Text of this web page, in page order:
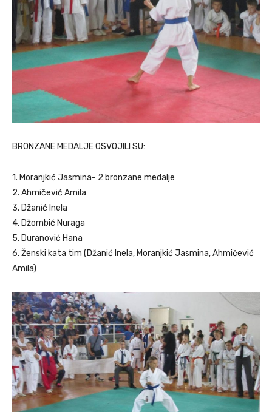
BRONZANE MEDALJE OSVOJILI SU:
1. Moranjkić Jasmina- 2 bronzane medalje
2. Ahmičević Amila
3. Džanić Inela
4. Džombić Nuraga
5. Duranović Hana
6. Ženski kata tim (Džanić Inela, Moranjkić Jasmina, Ahmičević
Amila)